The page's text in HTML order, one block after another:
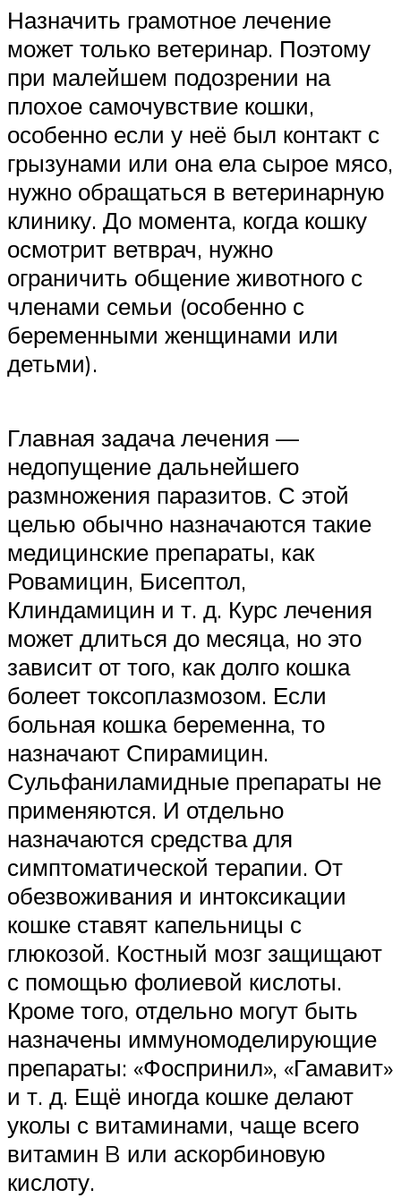
Назначить грамотное лечение
может только ветеринар. Поэтому
при малейшем подозрении на
плохое самочувствие кошки,
особенно если у неё был контакт с
грызунами или она ела сырое мясо,
нужно обращаться в ветеринарную
клинику. До момента, когда кошку
осмотрит ветврач, нужно
ограничить общение животного с
членами семьи (особенно с
беременными женщинами или
детьми).
Главная задача лечения —
недопущение дальнейшего
размножения паразитов. С этой
целью обычно назначаются такие
медицинские препараты, как
Ровамицин, Бисептол,
Клиндамицин и т. д. Курс лечения
может длиться до месяца, но это
зависит от того, как долго кошка
болеет токсоплазмозом. Если
больная кошка беременна, то
назначают Спирамицин.
Сульфаниламидные препараты не
применяются. И отдельно
назначаются средства для
симптоматической терапии. От
обезвоживания и интоксикации
кошке ставят капельницы с
глюкозой. Костный мозг защищают
с помощью фолиевой кислоты.
Кроме того, отдельно могут быть
назначены иммуномоделирующие
препараты: «Фоспринил», «Гамавит»
и т. д. Ещё иногда кошке делают
уколы с витаминами, чаще всего
витамин B или аскорбиновую
кислоту.